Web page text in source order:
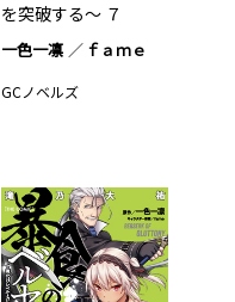
を突破する～ ７
一色一凛 ｆａｍｅ
GCノベルズ